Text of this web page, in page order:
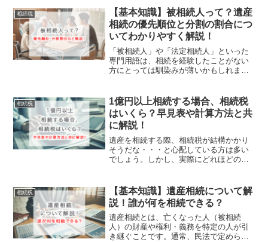
株式、投資信託、家庭用財産、暗号資産
などは、それぞれ評価方法...
相続税
【基本知識】被相続人って？遺産
相続の優先順位と分割の割合につ
いてわかりやすく解説！
「被相続人」や「法定相続人」といった
専門用語は、相続を経験したことがない
方にとっては馴染みが薄いかもしれませ
語の説明から、「相続の優先順位」や
「相続割合（財産の分け方）...
相続税
1億円以上相続する場合、相続税
はいくら？早見表や計算方法と共
に解説！
遺産を相続する際、相続税が結構かかり
そうだな・・・と心配している方は多い
でしょう。しかし、実際にどれほどの相
ん。この記事では、相続税早見表の見方
をもとに、おおよその相続税...
相続税
【基本知識】遺産相続について解
説！誰が何を相続できる？
遺産相続とは、亡くなった人（被相続
人）の財産や権利・義務を特定の人が引
き継ぐことです。通常、民法で定められ